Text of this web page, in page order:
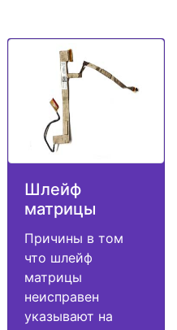
Шлейф
матрицы
Причины в том
что шлейф
матрицы
неисправен
указывают на